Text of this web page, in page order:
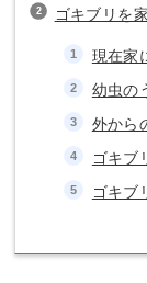
ゴキブリを
現在家
幼虫の
外から
ゴキブ
ゴキブ